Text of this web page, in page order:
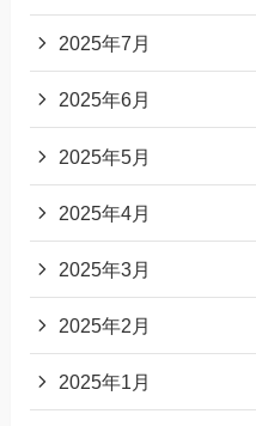
2025年7月
2025年6月
2025年5月
2025年4月
2025年3月
2025年2月
2025年1月